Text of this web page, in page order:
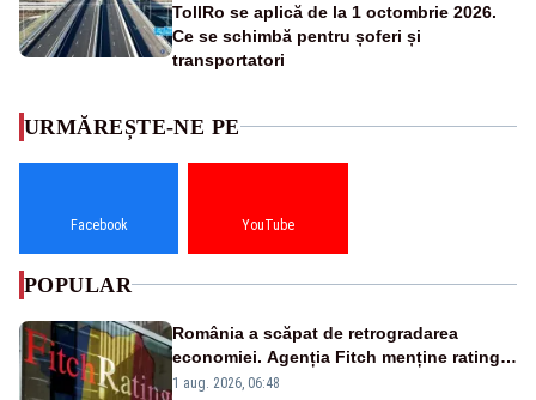
TollRo se aplică de la 1 octombrie 2026.
Ce se schimbă pentru șoferi și
transportatori
URMĂREȘTE-NE PE
Facebook YouTube
POPULAR
România a scăpat de retrogradarea
economiei. Agenția Fitch menține ratingul
„BBB-” cu perspectivă negativă
1 aug. 2026, 06:48